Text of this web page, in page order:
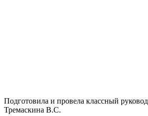
Подготовила и провела классный
Тремаскина В.С.